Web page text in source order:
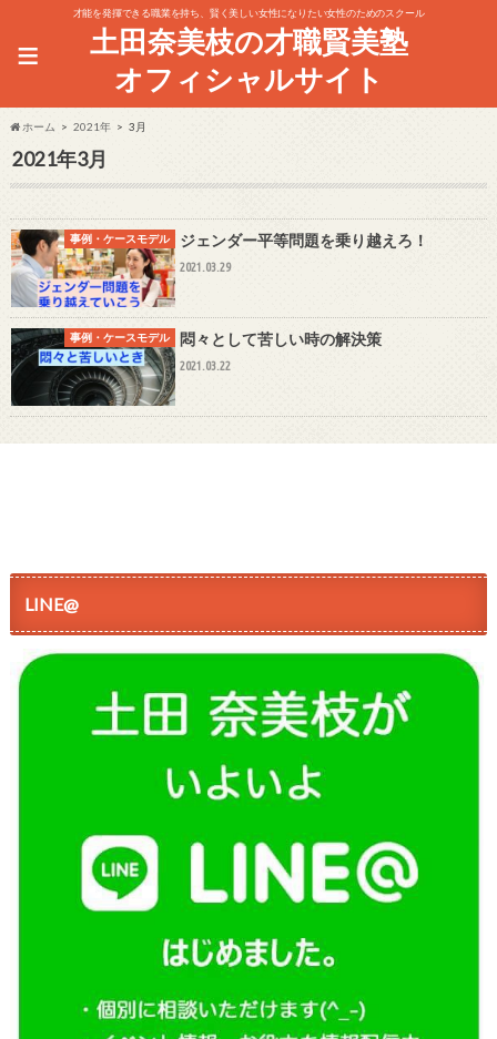
才能を発揮できる職業を持ち、賢く美しい女性になりたい女性のためのスクール
土田奈美枝の才職賢美塾
オフィシャルサイト
≡
ホーム 2021年 3月
2021年3月
事例・ケースモデル ジェンダー平等問題を乗り越えろ！
2021.03.29
事例・ケースモデル 悶々として苦しい時の解決策
2021.03.22
LINE@